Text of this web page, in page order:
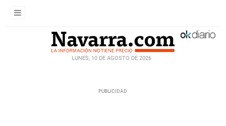
LUNES, 10 DE AGOSTO DE 2026